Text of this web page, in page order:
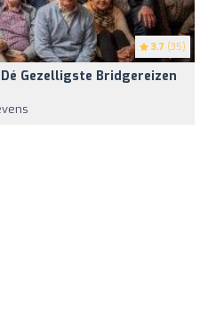
3.7 (35)
Gezelligste Bridgereizen